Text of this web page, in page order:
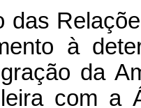
das
à
da
com a